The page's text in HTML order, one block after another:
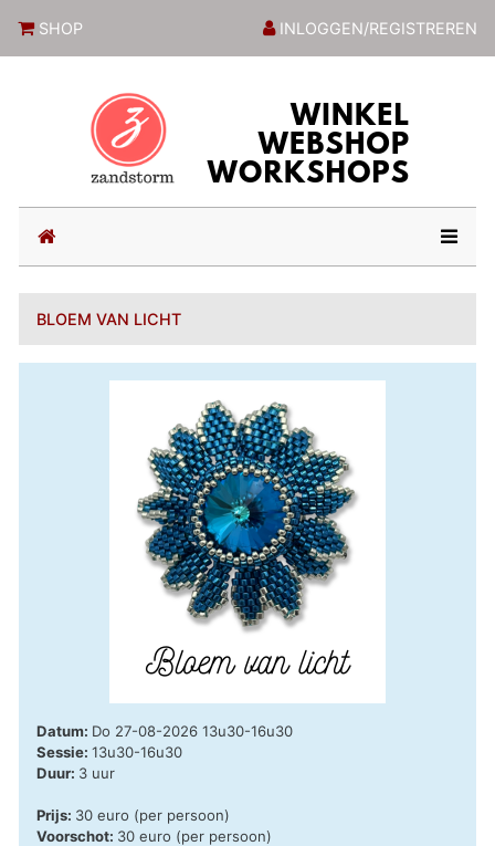
SHOP INLOGGEN/REGISTREREN
(current)
BLOEM VAN LICHT
Datum: Do 27-08-2026 13u30-16u30
Sessie:13u30-16u30
Duur: 3 uur
Prijs: 30 euro (per persoon)
Voorschot: 30 euro (per persoon)